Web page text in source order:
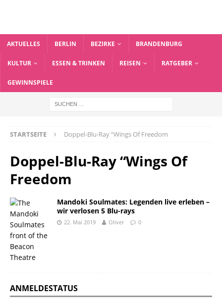
AKTUELLES BERLIN BEZIRKE BRANDENBURG
KULTUR ESSEN & TRINKEN REISEN RATGEBER
GEWINNSPIELE
STARTSEITE Doppel-Blu-Ray “Wings Of Freedom
Doppel-Blu-Ray “Wings Of
Freedom
Mandoki Soulmates: Legenden live erleben –
wir verlosen 5 Blu-rays
22. Mai 2019 Oliver 0
ANMELDESTATUS